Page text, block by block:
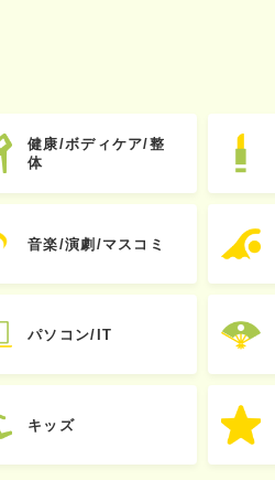
健康/ボディケア/整
体
音楽/演劇/マスコミ
パソコン/IT
キッズ